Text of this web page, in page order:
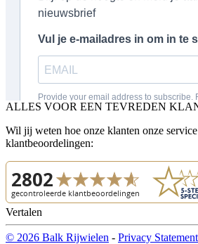
ALLES VOOR EEN TEVREDEN
Wil jij weten hoe onze klanten onze
klantbeoordelingen:
Vertalen
© 2026 Balk Rijwielen - Privacy Statement